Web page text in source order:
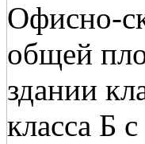
Офисно-
общей
здании
класса Б